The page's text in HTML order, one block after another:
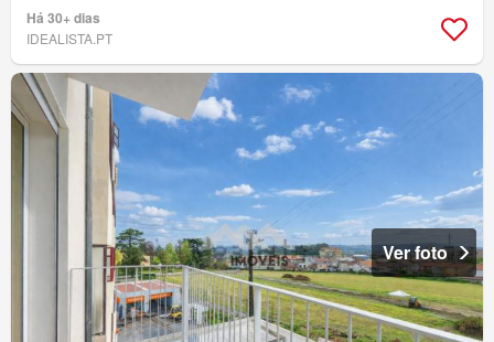
Há 30+ dias
IDEALISTA.PT
Ver foto